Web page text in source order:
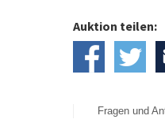
Auktion teilen:
Fragen und